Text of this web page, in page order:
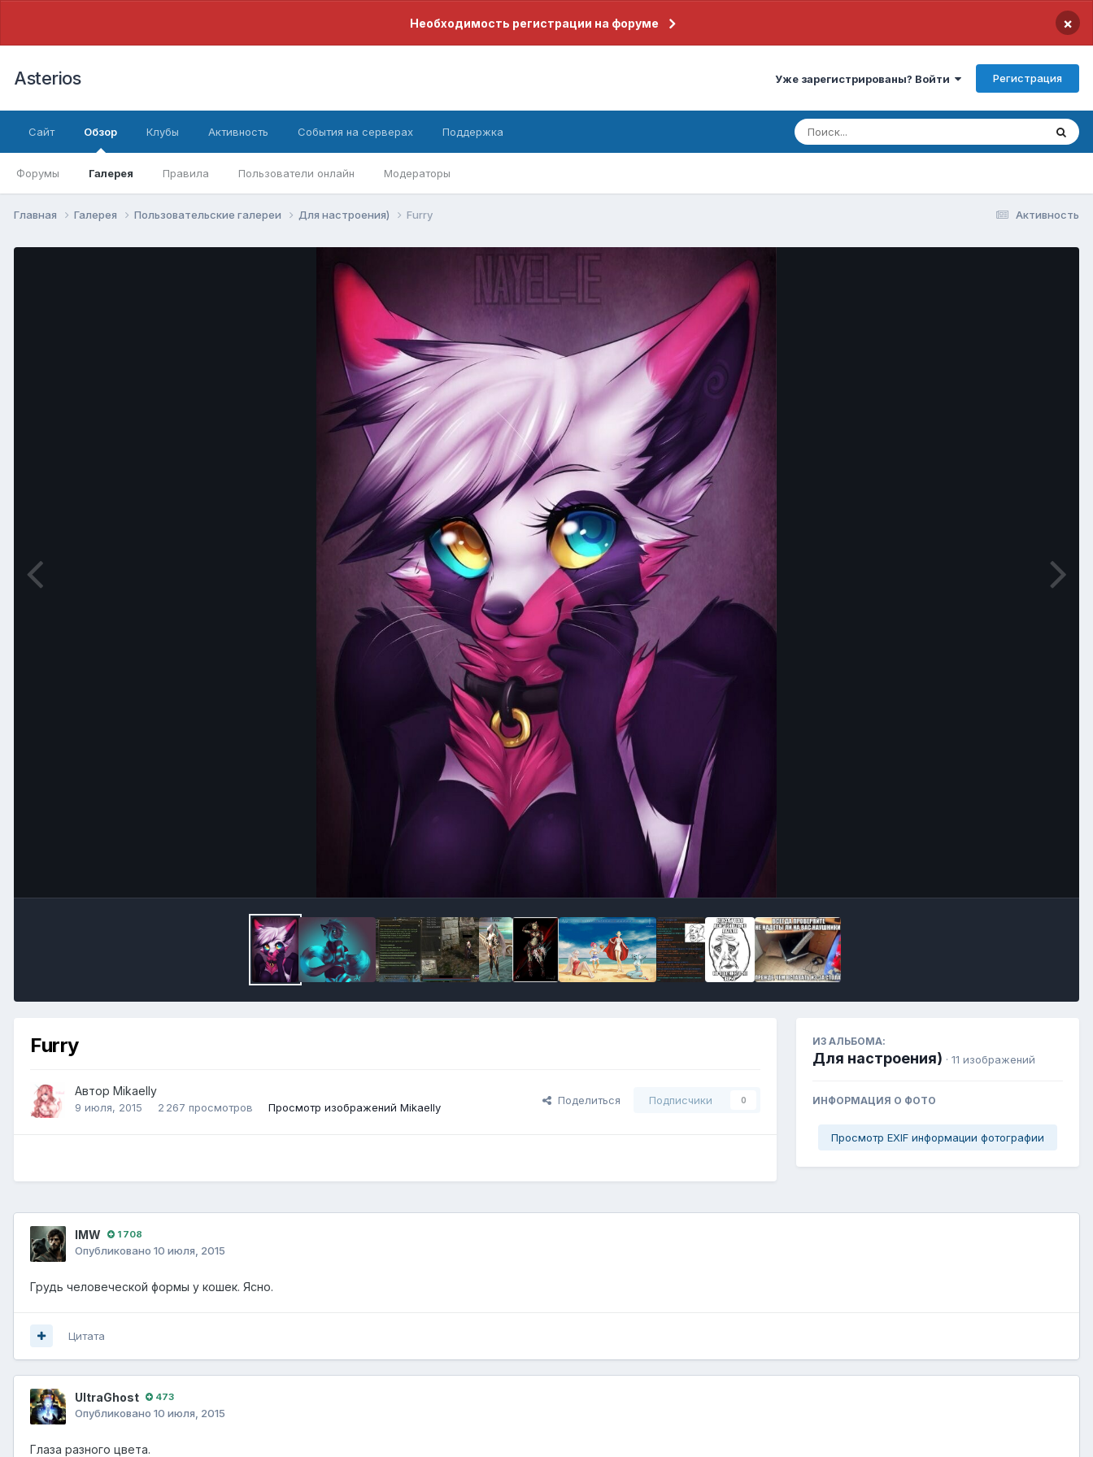
Необходимость регистрации на форуме ×
Asterios Уже зарегистрированы? Войти Регистрация
Сайт Обзор
Форумы Галерея Правила Пользователи онлайн Модераторы
Клубы Активность События на серверах Поддержка
Активность
Главная Галерея Пользовательские галереи Для настроения) Furry
Furry
Автор Mikaelly
9 июля, 2015 2 267 просмотров Просмотр изображений Mikaelly
Поделиться Подписчики 0
ИЗ АЛЬБОМА:
Для настроения) · 11 изображений
ИНФОРМАЦИЯ О ФОТО
Просмотр EXIF информации фотографии
IMW 1 708
Опубликовано 10 июля, 2015
Грудь человеческой формы у кошек. Ясно.
Цитата
UltraGhost 473
Опубликовано 10 июля, 2015
Глаза разного цвета.